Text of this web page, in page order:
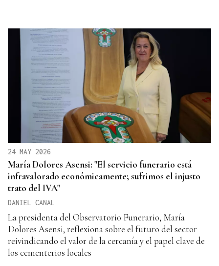
24 MAY 2026
María Dolores Asensi: "El servicio funerario está
infravalorado económicamente; sufrimos el injusto
trato del IVA"
DANIEL CANAL
La presidenta del Observatorio Funerario, María
Dolores Asensi, reflexiona sobre el futuro del sector
reivindicando el valor de la cercanía y el papel clave de
los cementerios locales